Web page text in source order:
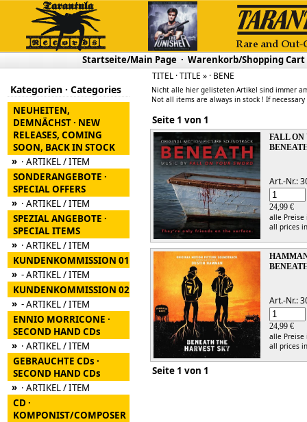
Startseite/Main Page · Warenkorb/Shopping Cart
Kategorien · Categories
NEUHEITEN,
DEMNÄCHST · NEW
RELEASES, COMING
SOON, BACK IN STOCK
» · ARTIKEL / ITEM
SONDERANGEBOTE ·
SPECIAL OFFERS
» · ARTIKEL / ITEM
SPEZIAL ANGEBOTE ·
SPECIAL ITEMS
» · ARTIKEL / ITEM
KUNDENKOMMISSION 01
» - ARTIKEL / ITEM
KUNDENKOMMISSION 02
» - ARTIKEL / ITEM
ENNIO MORRICONE ·
SECOND HAND CDs
» · ARTIKEL / ITEM
GEBRAUCHTE CDs ·
SECOND HAND CDs
» · ARTIKEL / ITEM
CD ·
KOMPONIST/COMPOSER
TITEL · TITLE » · BENE
Nicht alle hier gelisteten Artikel sind immer
Not all items are always in stock ! If
Seite 1 von 1
FALL ON
Art.-Nr.:
24,99 €
alle
all prices
Art.-Nr.:
24,99 €
alle
all prices
Seite 1 von 1